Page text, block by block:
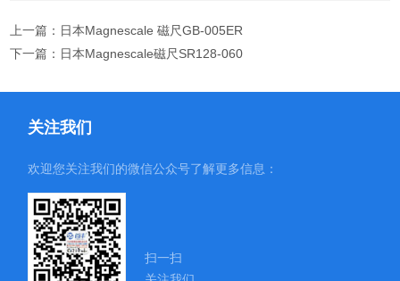
上一篇： 日本Magnescale 磁尺GB-005ER
下一篇： 日本Magnescale磁尺SR128-060
关注我们
欢迎您关注我们的微信公众号了解更多信息：
扫一扫